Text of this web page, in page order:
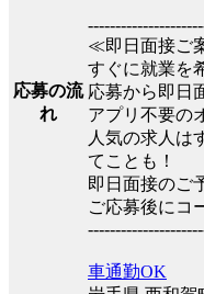
応募の流
れ
≪即日面接ご
すぐに就業を
応募から即
アプリ不要の
人気の求人は
てことも！
即日面接のご
ご応募後にコ
車通勤OK